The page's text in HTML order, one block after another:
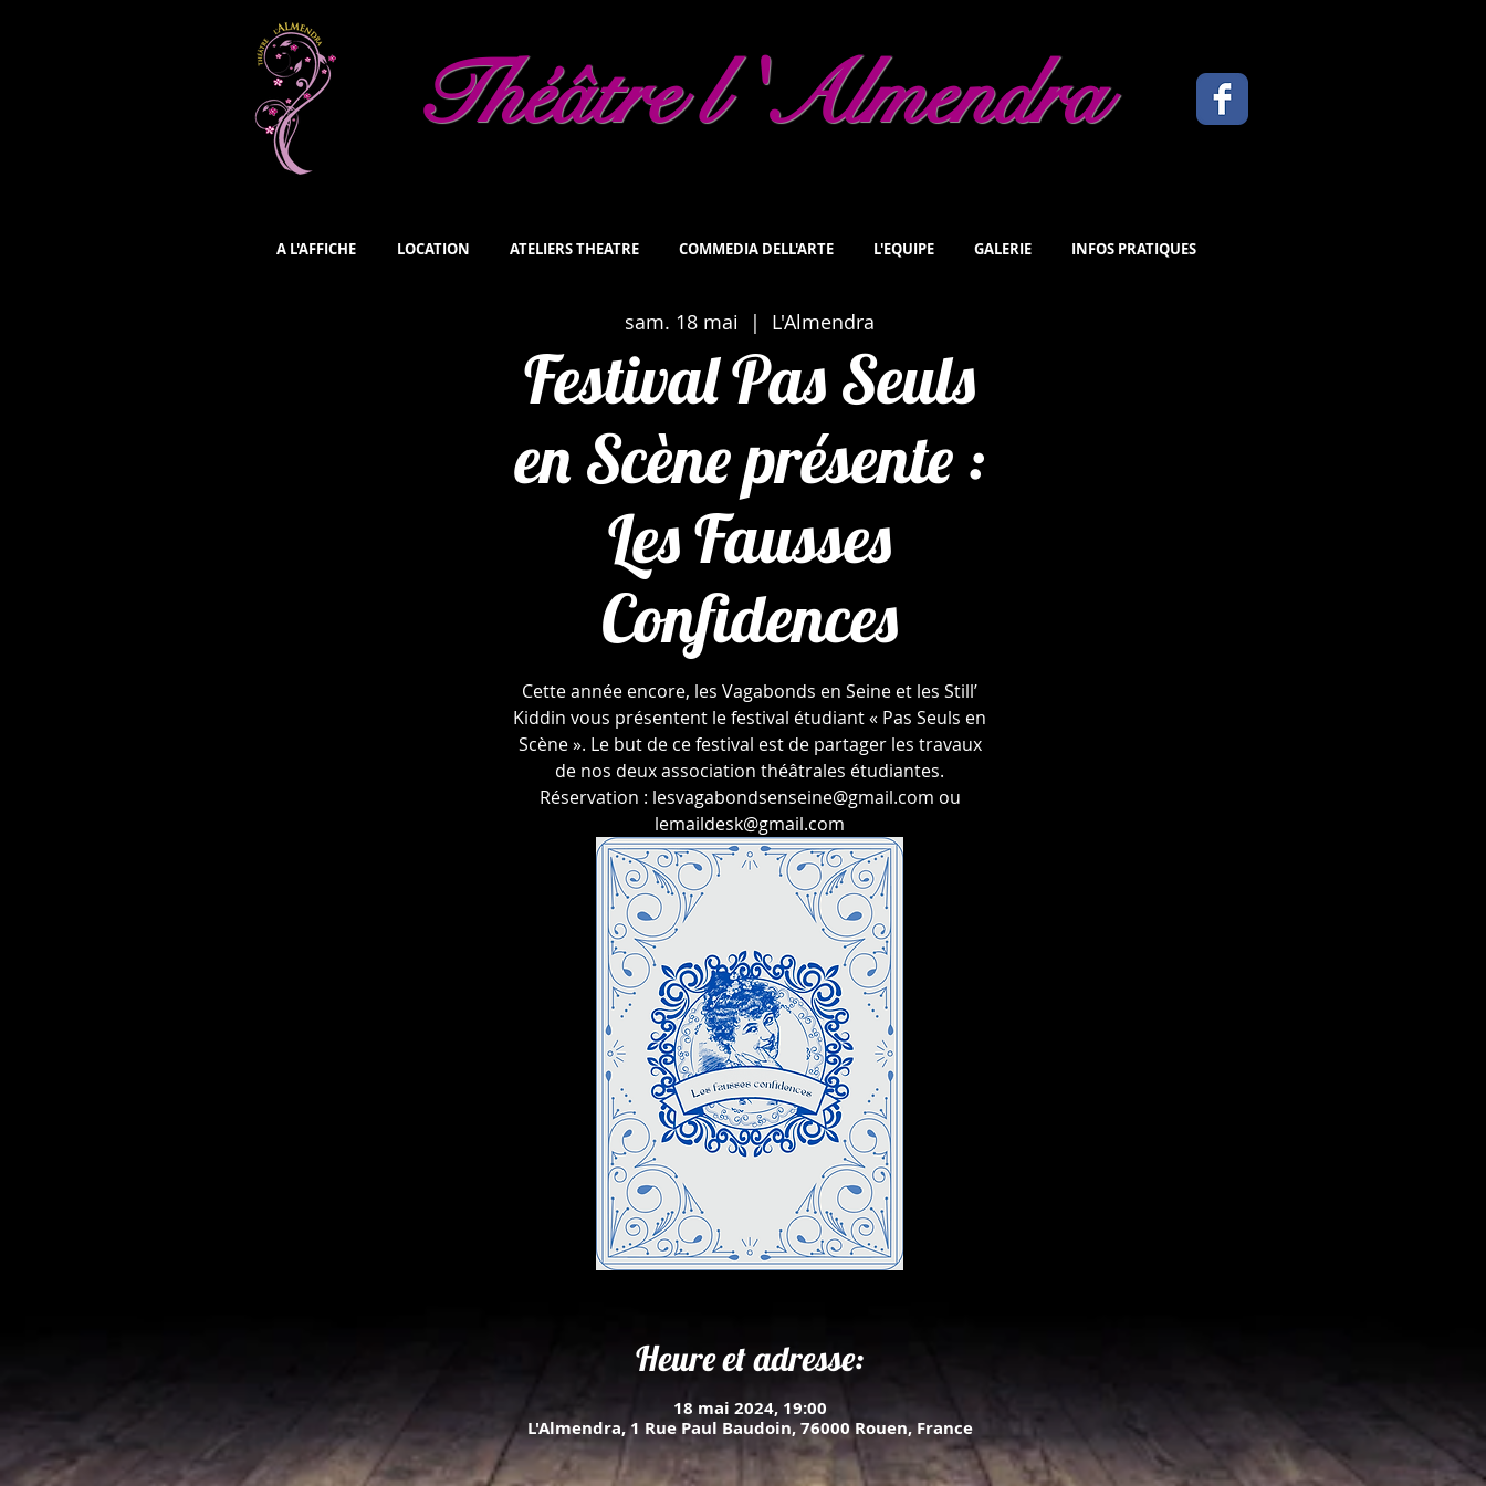
Théâtre l 'Almendra
A L'AFFICHE LOCATION ATELIERS THEATRE COMMEDIA DELL'ARTE L'EQUIPE GALERIE INFOS PRATIQUES
sam. 18 mai
  |
L'Almendra
Festival Pas Seuls
en Scène présente :
Les Fausses
Confidences
Cette année encore, les Vagabonds en Seine et les Still’
Kiddin vous présentent le festival étudiant « Pas Seuls en
Scène ». Le but de ce festival est de partager les travaux
de nos deux association théâtrales étudiantes.
Réservation : lesvagabondsenseine@gmail.com ou
lemaildesk@gmail.com
Heure et adresse:
18 mai 2024, 19:00
L'Almendra, 1 Rue Paul Baudoin, 76000 Rouen, France